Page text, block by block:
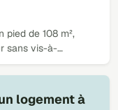
de 108 m²,
sans vis-à-…
logement à